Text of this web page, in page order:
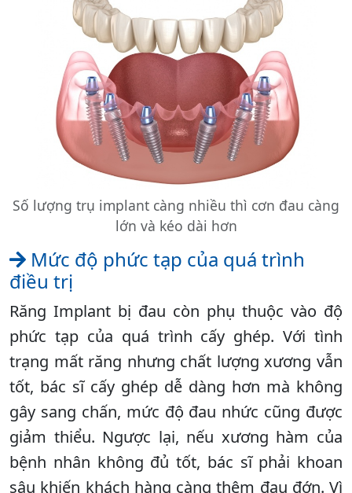
Số lượng trụ implant càng nhiều thì cơn đau càng
lớn và kéo dài hơn
Mức độ phức tạp của quá trình
điều trị
Răng Implant bị đau còn phụ thuộc vào độ
phức tạp của quá trình cấy ghép. Với tình
trạng mất răng nhưng chất lượng xương vẫn
tốt, bác sĩ cấy ghép dễ dàng hơn mà không
gây sang chấn, mức độ đau nhức cũng được
giảm thiểu. Ngược lại, nếu xương hàm của
bệnh nhân không đủ tốt, bác sĩ phải khoan
sâu khiến khách hàng càng thêm đau đớn. Vì